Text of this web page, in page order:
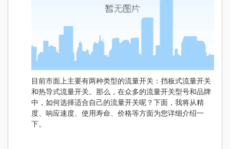
目前市面上主要有两种类型的流量开关：挡板式流量开关
和热导式流量开关。那么，在众多的流量开关型号和品牌
中，如何选择适合自己的流量开关呢？下面，我将从精
度、响应速度、使用寿命、价格等方面为您详细介绍一
下。